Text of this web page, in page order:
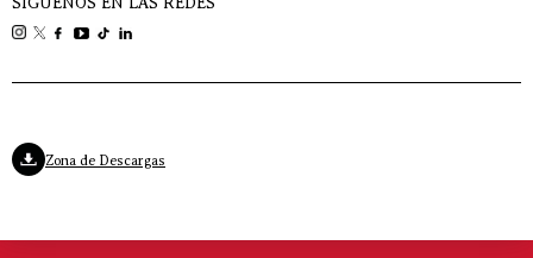
Zona de Descargas